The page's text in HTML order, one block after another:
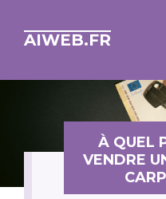
AIWEB.FR
À QUEL
VENDRE